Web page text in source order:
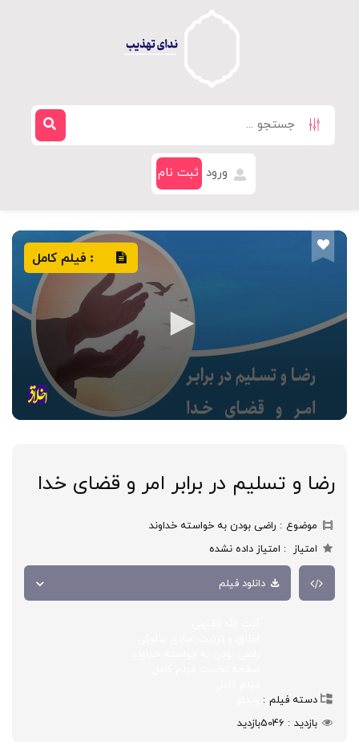
ورود ثبت نام
: فیلم کامل
رضا و تسلیم در برابر امر و قضای خدا
موضوع
راضی بودن به خواسته خداوند
امتیاز
امتیاز داده نشده
دانلود فیلم
دسته فیلم
بازدید
5046بازدید